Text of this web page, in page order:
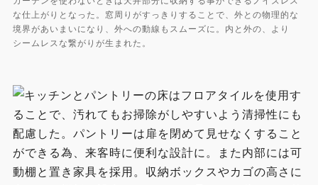
な仕上がりとなった。窓周りがすっきりすることで、外との物理的な
境界があいまいになり、外への動線もスムーズに。内と外の、より
シームレスな繋がりが生まれた。